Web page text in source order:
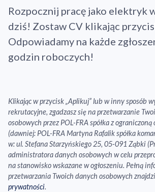
Rozpocznij pracę jako elektryk
dziś! Zostaw CV klikając
Odpowiadamy na każde
godzin roboczych!
Klikając w przycisk „Aplikuj” lub w inny sposób
rekrutacyjne, zgadzasz się na przetwarzanie
osobowych przez POL-FRA spółka z
(dawniej: POL-FRA Martyna Rafalik spółka
w: ul. Stefana Starzyńskiego 25, 05-091 Ząbki
administratora danych osobowych w celu
na stanowisko wskazane w ogłoszeniu. Pełną
przetwarzania Twoich danych osobowych
prywatności.